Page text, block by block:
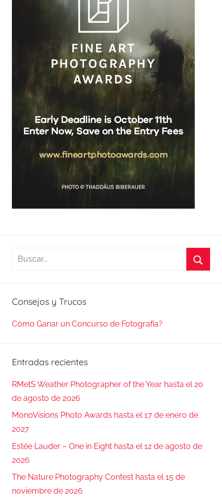
Buscar:
Consejos y Trucos
Cómo Ganar un Concurso de Fotografía?
Entradas recientes
RMetS Weather Photographer of the Year hasta el 20
de agosto de 2026
MonoVisions Photo Awards hasta el 17 de enero de
2027
Estée Lauder – One in Eight hasta el 12 de agosto de
2026
The Nature Photography Contest hasta el 15 de
noviembre de 2026